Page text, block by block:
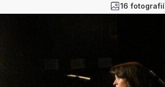
16 fotografií